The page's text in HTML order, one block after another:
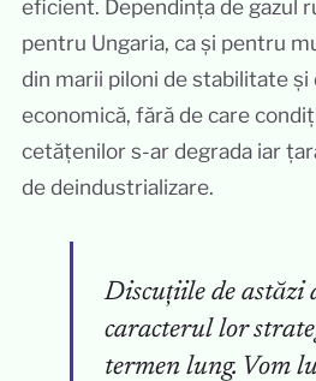
eficient. Dependința de gazul
pentru Ungaria, ca și pentru
din marii piloni de stabilitate
economică, fără de care
cetățenilor s-ar degrada iar
de deindustrializare.
Discuțiile de astăzi
caracterul lor
termen lung. Vom